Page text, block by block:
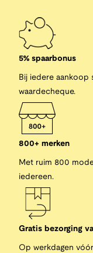
5% spaarbonus
Bij iedere aankoop
waardecheque.
800+ merken
Met ruim 800
iedereen.
Gratis bezorging
Op werkdagen